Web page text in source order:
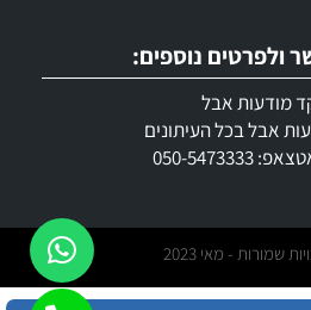
ולפרטים נוספים:
מודעות אבל
אבל בכל העיתונים
5473333
שמורות - מאי 2023